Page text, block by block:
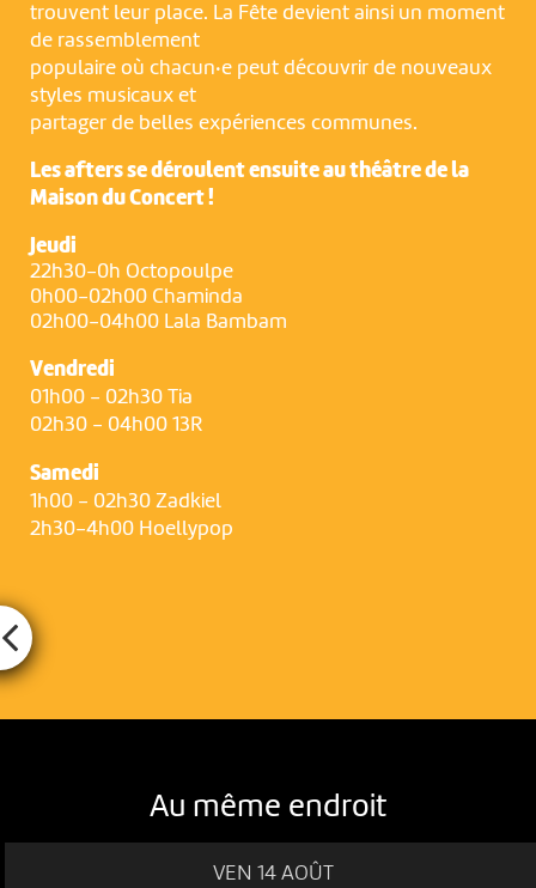
trouvent leur place. La Fête devient ainsi un moment
de rassemblement
populaire où chacun·e peut découvrir de nouveaux
styles musicaux et
partager de belles expériences communes.
Les afters se déroulent ensuite au théâtre de la
Maison du Concert !
Jeudi
22h30-0h Octopoulpe
0h00-02h00 Chaminda
02h00-04h00 Lala Bambam
Vendredi
01h00 - 02h30 Tia
02h30 - 04h00 13R
Samedi
1h00 - 02h30 Zadkiel
2h30-4h00 Hoellypop
Au même endroit
VEN 14 AOÛT